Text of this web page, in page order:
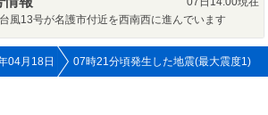
風13号が名護市付近を西南西に進んでいます
04月18日 07時21分頃発生した地震(最大震度1)